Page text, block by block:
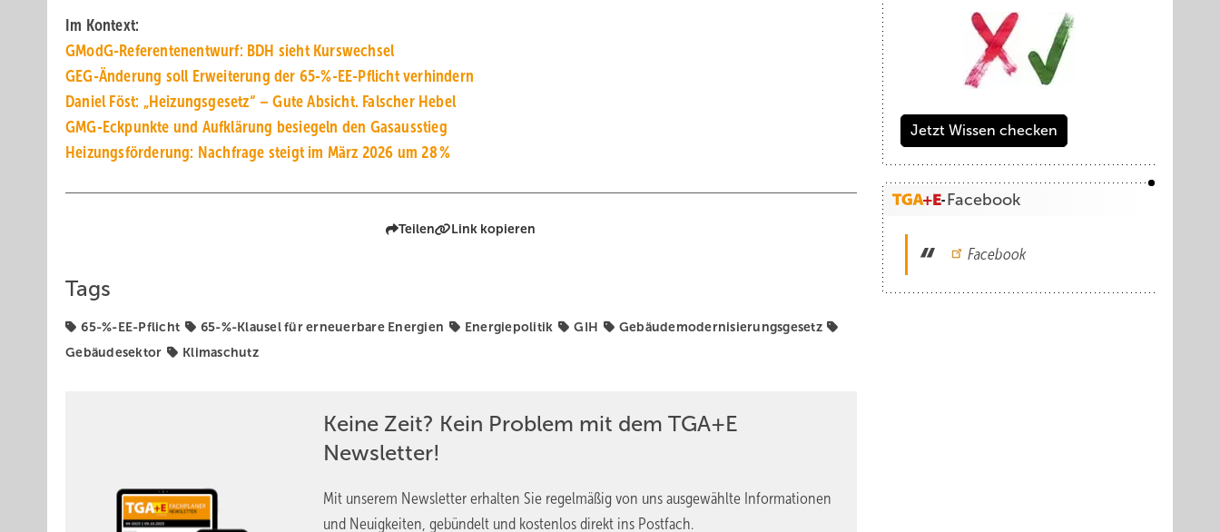
Im Kontext:
GModG-Referentenentwurf: BDH sieht Kurswechsel
GEG-Änderung soll Erweite­rung der 65-%-EE-Pflicht ver­hindern
Daniel Föst: „Heizungs­gesetz“ – Gute Ab­sicht. Fal­scher Hebel
GMG-Eckpunkte und Aufklärung besiegeln den Gasausstieg
Heizungsförderung: Nachfrage steigt im März 2026 um 28 %
Teilen Link kopieren
Tags
65-%-EE-Pflicht 65-%-Klausel für erneuerbare Energien Energiepolitik GIH
Gebäudemodernisierungsgesetz
Gebäudesektor
Klimaschutz
Keine Zeit? Kein Problem mit dem TGA+E
Newsletter!
Mit unserem Newsletter erhalten Sie regelmäßig von uns ausgewählte Informationen
und Neuigkeiten, gebündelt und kostenlos direkt ins Postfach.
Jetzt Wissen checken
Facebook
Facebook